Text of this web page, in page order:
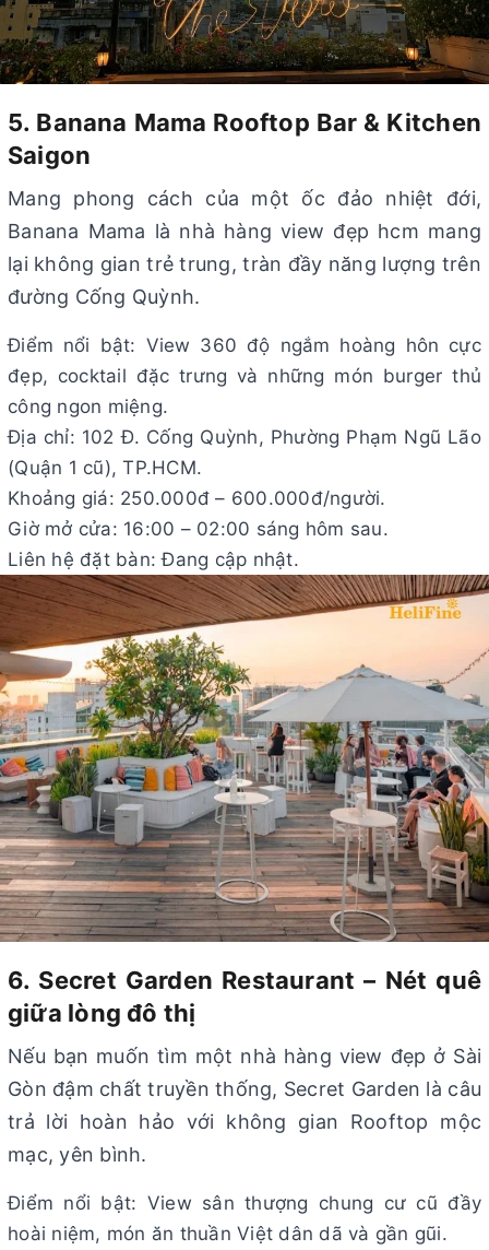
5. Banana Mama Rooftop Bar & Kitchen
Saigon
Mang phong cách của một ốc đảo nhiệt đới,
Banana Mama là nhà hàng view đẹp hcm mang
lại không gian trẻ trung, tràn đầy năng lượng trên
đường Cống Quỳnh.
Điểm nổi bật: View 360 độ ngắm hoàng hôn cực
đẹp, cocktail đặc trưng và những món burger thủ
công ngon miệng.
Địa chỉ: 102 Đ. Cống Quỳnh, Phường Phạm Ngũ Lão
(Quận 1 cũ), TP.HCM.
Khoảng giá: 250.000đ – 600.000đ/người.
Giờ mở cửa: 16:00 – 02:00 sáng hôm sau.
Liên hệ đặt bàn: Đang cập nhật.
6. Secret Garden Restaurant – Nét quê
giữa lòng đô thị
Nếu bạn muốn tìm một nhà hàng view đẹp ở Sài
Gòn đậm chất truyền thống, Secret Garden là câu
trả lời hoàn hảo với không gian Rooftop mộc
mạc, yên bình.
Điểm nổi bật: View sân thượng chung cư cũ đầy
hoài niệm, món ăn thuần Việt dân dã và gần gũi.